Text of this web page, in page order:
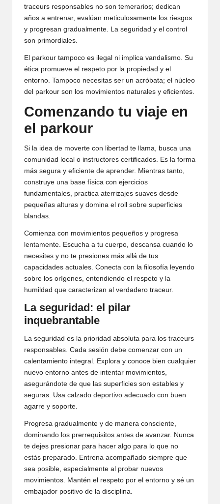
traceurs responsables no son temerarios; dedican
años a entrenar, evalúan meticulosamente los riesgos
y progresan gradualmente. La seguridad y el control
son primordiales.
El parkour tampoco es ilegal ni implica vandalismo. Su
ética promueve el respeto por la propiedad y el
entorno. Tampoco necesitas ser un acróbata; el núcleo
del parkour son los movimientos naturales y eficientes.
Comenzando tu viaje en
el parkour
Si la idea de moverte con libertad te llama, busca una
comunidad local o instructores certificados. Es la forma
más segura y eficiente de aprender. Mientras tanto,
construye una base física con ejercicios
fundamentales, practica aterrizajes suaves desde
pequeñas alturas y domina el roll sobre superficies
blandas.
Comienza con movimientos pequeños y progresa
lentamente. Escucha a tu cuerpo, descansa cuando lo
necesites y no te presiones más allá de tus
capacidades actuales. Conecta con la filosofía leyendo
sobre los orígenes, entendiendo el respeto y la
humildad que caracterizan al verdadero traceur.
La seguridad: el pilar
inquebrantable
La seguridad es la prioridad absoluta para los traceurs
responsables. Cada sesión debe comenzar con un
calentamiento integral. Explora y conoce bien cualquier
nuevo entorno antes de intentar movimientos,
asegurándote de que las superficies son estables y
seguras. Usa calzado deportivo adecuado con buen
agarre y soporte.
Progresa gradualmente y de manera consciente,
dominando los prerrequisitos antes de avanzar. Nunca
te dejes presionar para hacer algo para lo que no
estás preparado. Entrena acompañado siempre que
sea posible, especialmente al probar nuevos
movimientos. Mantén el respeto por el entorno y sé un
embajador positivo de la disciplina.